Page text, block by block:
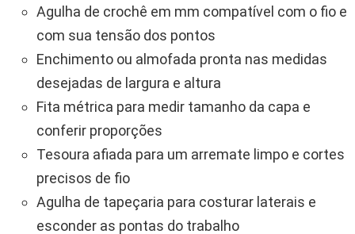
Agulha de crochê em mm compatível com o fio e
com sua tensão dos pontos
Enchimento ou almofada pronta nas medidas
desejadas de largura e altura
Fita métrica para medir tamanho da capa e
conferir proporções
Tesoura afiada para um arremate limpo e cortes
precisos de fio
Agulha de tapeçaria para costurar laterais e
esconder as pontas do trabalho